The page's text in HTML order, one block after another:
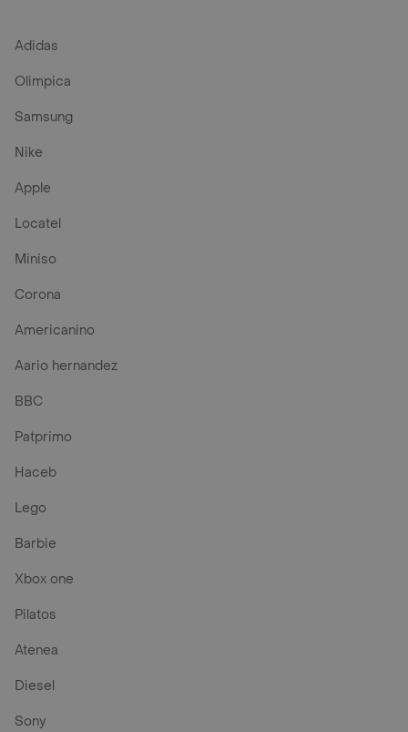
Adidas
Olimpica
Samsung
Nike
Apple
Locatel
Miniso
Corona
Americanino
Aario hernandez
BBC
Patprimo
Haceb
Lego
Barbie
Xbox one
Pilatos
Atenea
Diesel
Sony